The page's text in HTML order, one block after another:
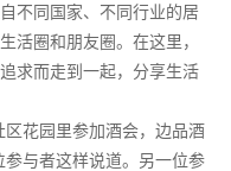
不同国家、不同行业的居
活圈和朋友圈。在这里，
求而走到一起，分享生活
区花园里参加酒会，边品酒
与者这样说道。另一位参